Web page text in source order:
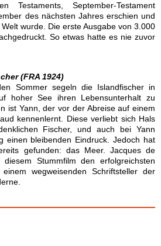
Testaments, September-Testament
des nächsten Jahres erschien und
wurde. Die erste Ausgabe von 3.000
So etwas hatte es nie zuvor
(FRA 1924)
Sommer segeln die Islandfischer in
hoher See ihren Lebensunterhalt zu
ist Yann, der vor der Abreise auf einem
kennenlernt. Diese verliebt sich Hals
Fischer, und auch bei Yann
einen bleibenden Eindruck. Jedoch hat
gefunden: das Meer. Jacques de
Stummfilm den erfolgreichsten
wegweisenden Schriftsteller der